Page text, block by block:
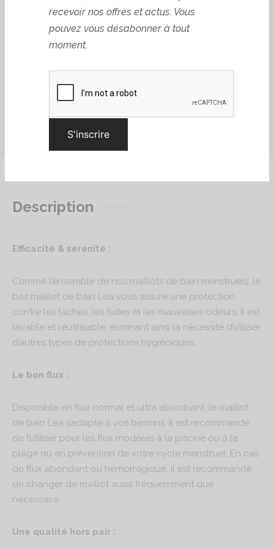
nouveautés et exclusivités.
Adresse Email*
En vous abonnant, vous acceptez de
recevoir nos offres et actus. Vous
pouvez vous désabonner à tout
Ajouter au panier
Description
Efficacité & sérénité :
Comme l’ensemble de nos maillots de bain menstruels, le
bas maillot de bain Léa vous assure une protection
contre les taches, les fuites et les mauvaises odeurs. Il est
lavable et réutilisable, éliminant ainsi la nécessité d’utiliser
d’autres types de protections hygiéniques.
Le bon flux :
Disponible en flux normal et ultra absorbant, le maillot
de bain Léa s’adapte à vos besoins. Il est recommandé
de l’utiliser pour les flux modérés à la piscine ou à la
plage ou en prévention de votre cycle menstruel. En cas
de flux abondant ou hémorragique, il est recommandé
de changer de maillot aussi fréquemment que
nécessaire.
Une qualité hors pair :